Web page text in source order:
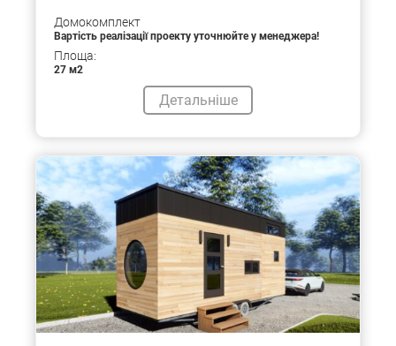
Домокомплект
Вартість реалізації проекту уточнюйте у менеджера!
Площа:
27 м2
Детальніше